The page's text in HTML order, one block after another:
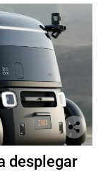
desplegar